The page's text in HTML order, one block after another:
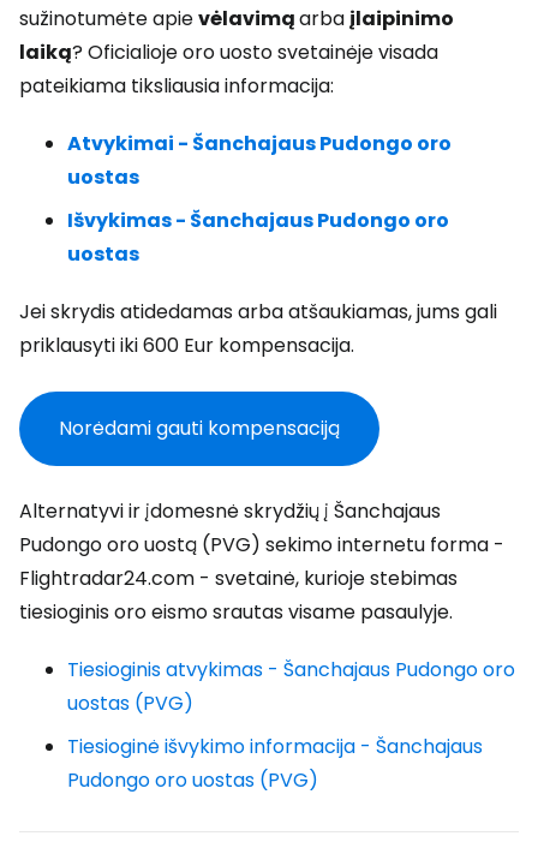
sužinotumėte apievėlavimąarbaįlaipinimo
laiką? Oficialioje oro uosto svetainėje visada
pateikiama tiksliausia informacija:
Atvykimai - Šanchajaus Pudongo oro
uostas
Išvykimas - Šanchajaus Pudongo oro
uostas
Jei skrydis atidedamas arba atšaukiamas, jums gali
priklausyti iki 600 Eur kompensacija.
Norėdami gauti kompensaciją
Alternatyvi ir įdomesnė skrydžių į Šanchajaus
Pudongo oro uostą (PVG) sekimo internetu forma -
Flightradar24.com - svetainė, kurioje stebimas
tiesioginis oro eismo srautas visame pasaulyje.
Tiesioginis atvykimas - Šanchajaus Pudongo oro
uostas (PVG)
Tiesioginė išvykimo informacija - Šanchajaus
Pudongo oro uostas (PVG)